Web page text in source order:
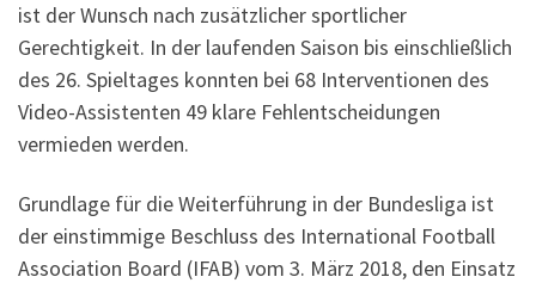
ist der Wunsch nach zusätzlicher sportlicher
Gerechtigkeit. In der laufenden Saison bis einschließlich
des 26. Spieltages konnten bei 68 Interventionen des
Video-Assistenten 49 klare Fehlentscheidungen
vermieden werden.
Grundlage für die Weiterführung in der Bundesliga ist
der einstimmige Beschluss des International Football
Association Board (IFAB) vom 3. März 2018, den Einsatz